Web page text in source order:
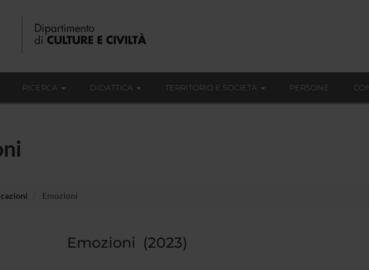
RICERCA DIDATTICA TERRITORIO E SOCIETÀ PERSONE
Emozioni
Emozioni (2023)